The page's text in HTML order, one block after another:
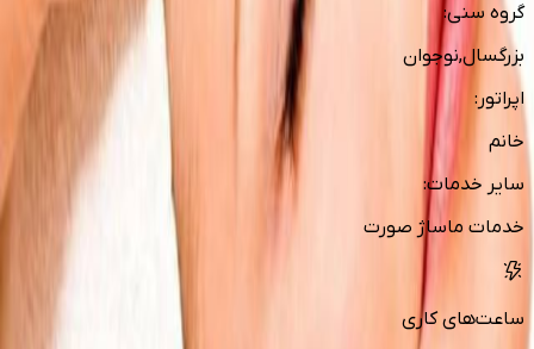
گروه سنی:
بزرگسال,نوجوان
اپراتور :
خانم
سایر خدمات:
خدمات ماساژ صورت
ساعت‌های کاری